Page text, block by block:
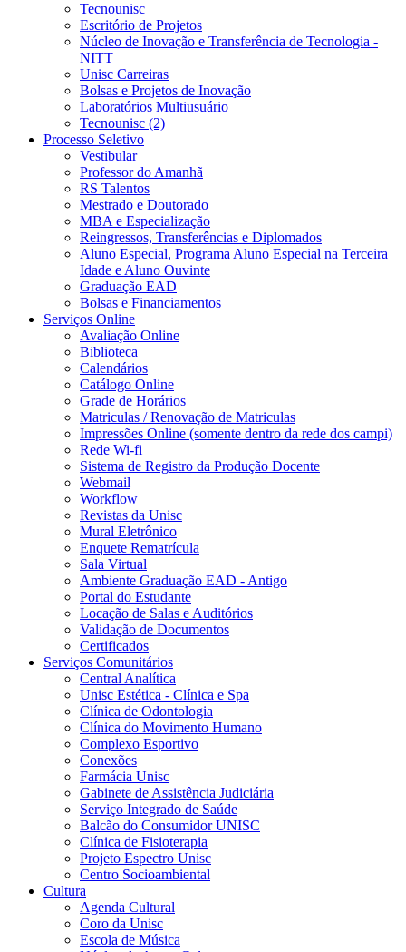
Tecnounisc
Escritório de Projetos
Núcleo de Inovação e Transferência de Tecnologia -
NITT
Unisc Carreiras
Bolsas e Projetos de Inovação
Laboratórios Multiusuário
Tecnounisc (2)
Processo Seletivo
Vestibular
Professor do Amanhã
RS Talentos
Mestrado e Doutorado
MBA e Especialização
Reingressos, Transferências e Diplomados
Aluno Especial, Programa Aluno Especial na Terceira
Idade e Aluno Ouvinte
Graduação EAD
Bolsas e Financiamentos
Serviços Online
Avaliação Online
Biblioteca
Calendários
Catálogo Online
Grade de Horários
Matriculas / Renovação de Matriculas
Impressões Online (somente dentro da rede dos campi)
Rede Wi-fi
Sistema de Registro da Produção Docente
Webmail
Workflow
Revistas da Unisc
Mural Eletrônico
Enquete Rematrícula
Sala Virtual
Ambiente Graduação EAD - Antigo
Portal do Estudante
Locação de Salas e Auditórios
Validação de Documentos
Certificados
Serviços Comunitários
Central Analítica
Unisc Estética - Clínica e Spa
Clínica de Odontologia
Clínica do Movimento Humano
Complexo Esportivo
Conexões
Farmácia Unisc
Gabinete de Assistência Judiciária
Serviço Integrado de Saúde
Balcão do Consumidor UNISC
Clínica de Fisioterapia
Projeto Espectro Unisc
Centro Socioambiental
Cultura
Agenda Cultural
Coro da Unisc
Escola de Música